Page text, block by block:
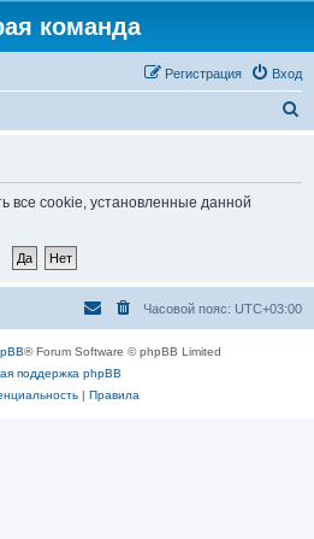
команда
Вход
Регистрация
все cookie, установленные данной
Часовой пояс: UTC+03:00
® Forum Software © phpBB Limited
поддержка phpBB
| Правила